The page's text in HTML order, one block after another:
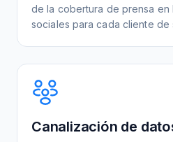
de la cobertura de prensa en
sociales para cada cliente de
Canalización de